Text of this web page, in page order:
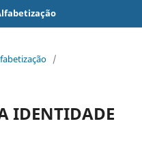
/
IDENTIDADE